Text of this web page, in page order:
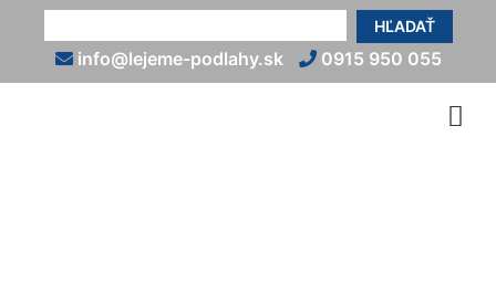
HĽADAŤ
info@lejeme-podlahy.sk 0915 950 055